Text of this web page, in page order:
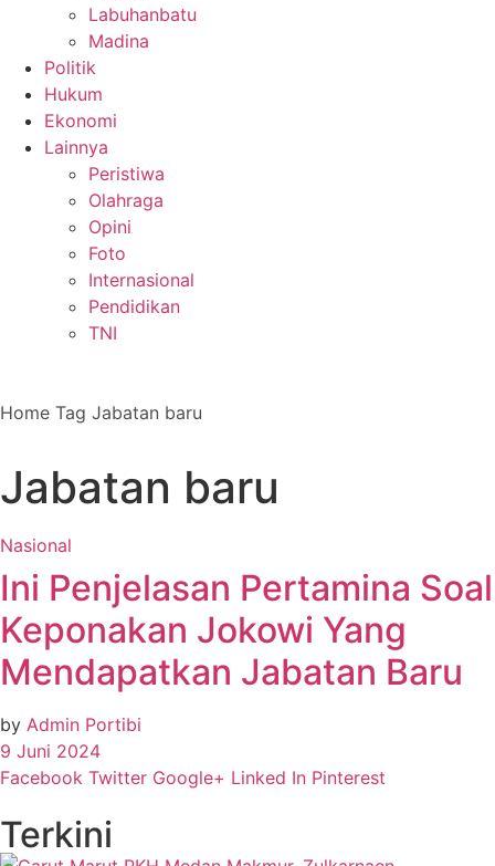
Labuhanbatu
Madina
Politik
Hukum
Ekonomi
Lainnya
Peristiwa
Olahraga
Opini
Foto
Internasional
Pendidikan
TNI
Home Tag Jabatan baru
Jabatan baru
Nasional
Ini Penjelasan Pertamina Soal
Keponakan Jokowi Yang
Mendapatkan Jabatan Baru
by Admin Portibi
9 Juni 2024
Facebook Twitter Google+ Linked In Pinterest
Terkini